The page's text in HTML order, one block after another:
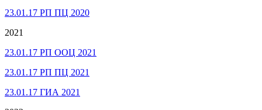
23.01.17 РП ПЦ 2020
2021
23.01.17 РП ООЦ 2021
23.01.17 РП ПЦ 2021
23.01.17 ГИА 2021